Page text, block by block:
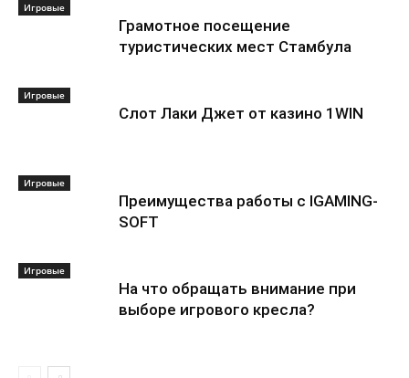
Игровые
Грамотное посещение
туристических мест Стамбула
Игровые
Слот Лаки Джет от казино 1WIN
Игровые
Преимущества работы с IGAMING-
SOFT
Игровые
На что обращать внимание при
выборе игрового кресла?